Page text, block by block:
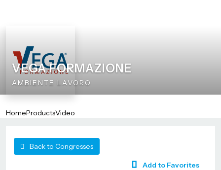
VEGA FORMAZIONE
AMBIENTE LAVORO
HomeProductsVideo
Back to Congresses
Add to Favorites